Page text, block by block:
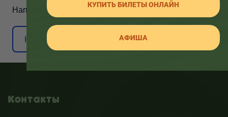
Напишите — решим!
Написать
Контакты
КУПИТЬ БИЛЕТЫ ОНЛАЙН
АФИША